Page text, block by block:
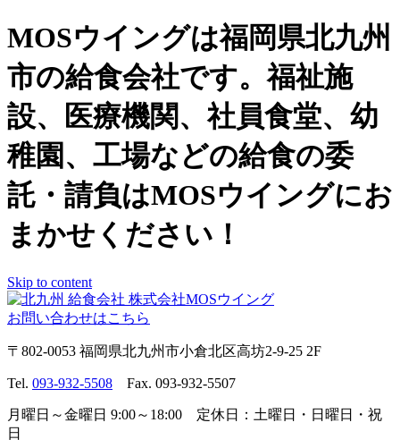
MOSウイングは福岡県北九州
市の給食会社です。福祉施
設、医療機関、社員食堂、幼
稚園、工場などの給食の委
託・請負はMOSウイングにお
まかせください！
Skip to content
お問い合わせはこちら
〒802-0053 福岡県北九州市小倉北区高坊2-9-25 2F
Tel. 093-932-5508 Fax. 093-932-5507
月曜日～金曜日 9:00～18:00 定休日：土曜日・日曜日・祝
日